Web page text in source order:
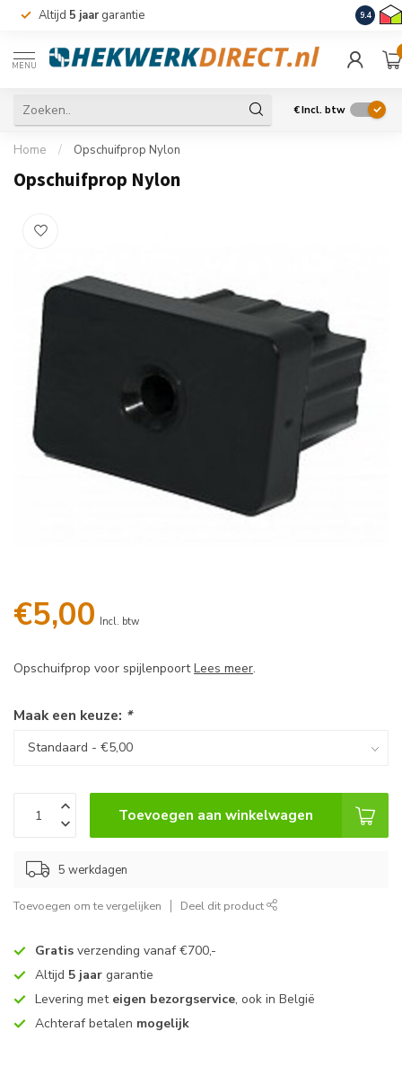
Altijd 5 jaargarantie 9.4
MENU
€Incl. btw
Home / Opschuifprop Nylon
Opschuifprop Nylon
€5,00 Incl. btw
Opschuifprop voor spijlenpoortLees meer.
Maak een keuze: *
Toevoegen aan winkelwagen
5 werkdagen
Toevoegen om te vergelijken Deel dit product
Gratis verzending vanaf €700,-
Altijd 5 jaar garantie
Levering met eigen bezorgservice, ook in België
Achteraf betalen mogelijk